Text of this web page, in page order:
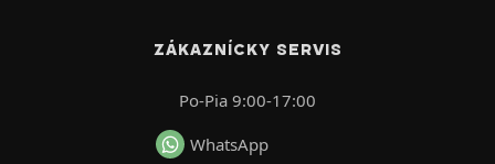
ZÁKAZNÍCKY SERVIS
Po-Pia 9:00-17:00
WhatsApp